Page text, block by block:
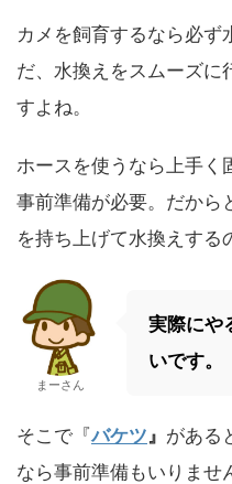
カメを飼育するなら必ず
だ、水換えをスムーズに
すよね。
ホースを使うなら上手く
事前準備が必要。だから
を持ち上げて水換えする
まーさん
実際にや
いです。
そこで『バケツ 』 がある
なら事前準備もいりませ